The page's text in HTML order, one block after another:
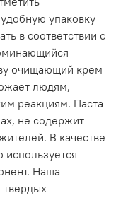
упаковку
в соответствии с
очищающий крем
людям,
реакциям. Паста
не содержит
В качестве
используется
Наша